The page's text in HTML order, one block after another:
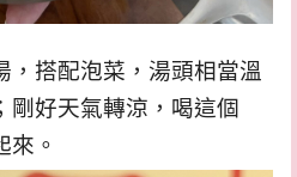
，搭配泡菜，湯頭相當溫
剛好天氣轉涼，喝這個
來。